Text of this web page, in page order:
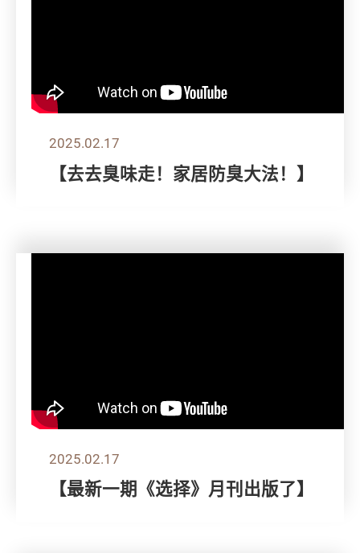
2025.02.17
【去去臭味走！家居防臭大法！】
2025.02.17
【最新一期《选择》月刊出版了】